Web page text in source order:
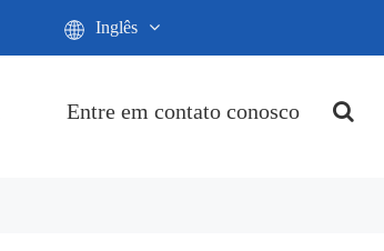
Inglês
Entre em contato conosco